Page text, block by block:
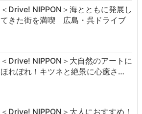
＜Drive! NIPPON＞海とともに発展し
てきた街を満喫 広島・呉ドライブ
＜Drive! NIPPON＞大自然のアートに
ほれぼれ！キツネと絶景に心癒さ…
＜Drive! NIPPON＞大人におすすめ！